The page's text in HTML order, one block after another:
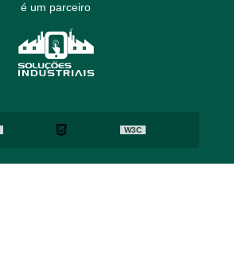
é um parceiro
W3C